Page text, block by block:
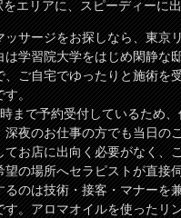
をエリアに、スピーディーに
ッサージをお探しなら、東京
は学習院大学をはじめ閑静な
、ご自宅でゆったりと施術を
す。
まで予約受付しているため
深夜のお仕事の方でも当日の
てお店に出向く必要がなく、
望の場所へセラピストが直接
るのは技術・接客・マナーを
す。アロマオイルを使ったリ